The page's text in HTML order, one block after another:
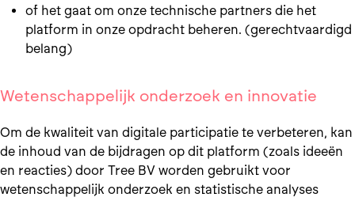
of het gaat om onze technische partners die het
platform in onze opdracht beheren. (gerechtvaardigd
belang)
Wetenschappelijk onderzoek en innovatie
Om de kwaliteit van digitale participatie te verbeteren, kan
de inhoud van de bijdragen op dit platform (zoals ideeën
en reacties) door Tree BV worden gebruikt voor
wetenschappelijk onderzoek en statistische analyses